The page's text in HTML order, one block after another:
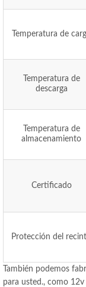
Temperatura de
Temperatura de
descarga
Temperatura de
almacenamiento
Certificado
Protección del
También podemos
para usted., como